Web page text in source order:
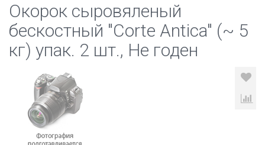
Окорок сыровяленый
бескостный "Corte Antica" (~ 5
кг) упак. 2 шт., Не годен